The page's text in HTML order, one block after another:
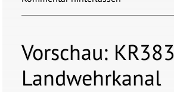
Vorschau: KR383
Landwehrkanal